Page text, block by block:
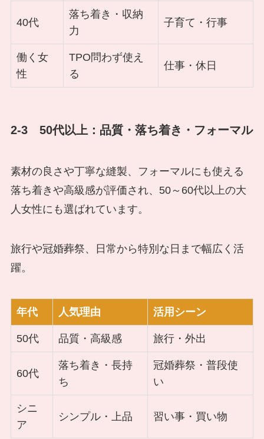
40代
落ち着き・収納
力
子育て・行事
働く女
性
TPO問わず使え
る
仕事・休日
2-3 50代以上：品質・落ち着き・フォーマル
素材の良さや丁寧な縫製、フォーマルにも使える
落ち着きや高級感が評価され、50～60代以上の大
人女性にも選ばれています。
旅行や冠婚葬祭、日常から特別な日まで幅広く活
躍。
年代 人気理由 活用シーン
50代 品質・高級感 旅行・外出
60代
落ち着き・長持
ち
冠婚葬祭・普段使
い
シニ
ア
シンプル・上品 習い事・買い物